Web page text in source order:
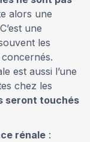
alors une
une
les
est aussi l’une
chez les
seront touchés
rénale :